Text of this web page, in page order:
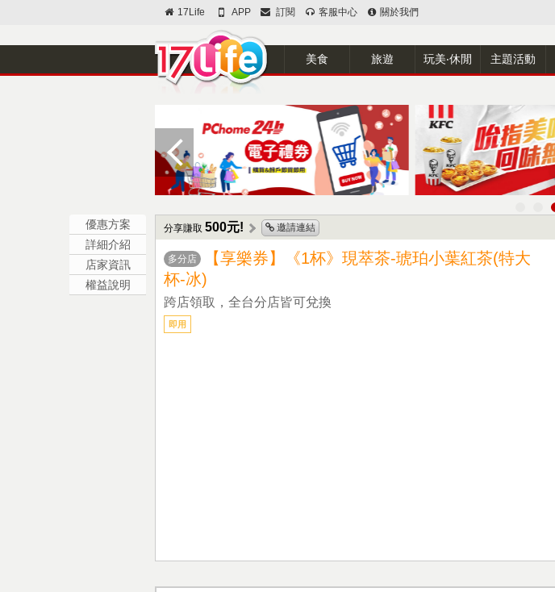
17Life APP 訂閱 客服中心 關於我們
美食 旅遊 玩美‧休閒 主題活動
優惠方案
詳細介紹
店家資訊
權益說明
分享賺取 500元! 邀請連結
多分店
【享樂券】《1杯》現萃茶-琥珀小葉紅茶(特大
杯-冰)
跨店領取，全台分店皆可兌換
即用